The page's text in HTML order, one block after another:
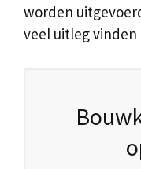
worden
veel uitleg vinden